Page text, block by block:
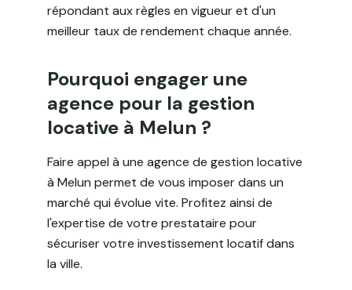
répondant aux règles en vigueur et d'un
meilleur taux de rendement chaque année.
Pourquoi engager une
agence pour la gestion
locative à Melun ?
Faire appel à une agence de gestion locative
à Melun permet de vous imposer dans un
marché qui évolue vite. Profitez ainsi de
l'expertise de votre prestataire pour
sécuriser votre investissement locatif dans
la ville.